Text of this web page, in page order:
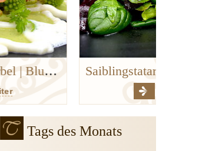
Saiblingstatar
Tags des Monats